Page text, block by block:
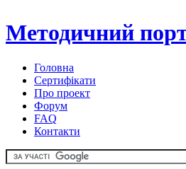
Методичний
Головна
Сертифікати
Про проект
Форум
FAQ
Контакти